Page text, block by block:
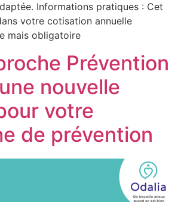
Informations pratiques : Cet
votre cotisation annuelle
mais obligatoire
Prévention
nouvelle
votre
de prévention